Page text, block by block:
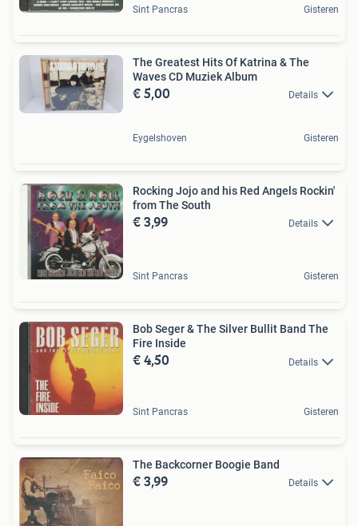
Sint Pancras Gisteren
The Greatest Hits Of Katrina & The
Waves CD Muziek Album
€ 5,00 Details
Eygelshoven Gisteren
Rocking Jojo and his Red Angels Rockin'
from The South
€ 3,99 Details
Sint Pancras Gisteren
Bob Seger & The Silver Bullit Band The
Fire Inside
€ 4,50 Details
Sint Pancras Gisteren
The Backcorner Boogie Band
€ 3,99 Details